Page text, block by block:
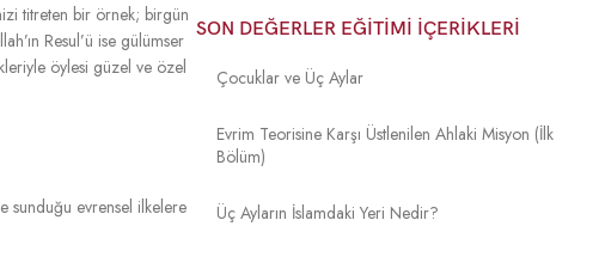
titreten bir örnek; birgün
Resul’ü ise gülümser
öylesi güzel ve özel
sunduğu evrensel ilkelere
SON DEĞERLER EĞITIMI İÇERIKLERI
Çocuklar ve Üç Aylar
Evrim Teorisine Karşı Üstlenilen Ahlaki Misyon (İlk
Bölüm)
Üç Ayların İslamdaki Yeri Nedir?